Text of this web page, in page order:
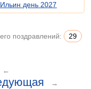
день 2027
поздравлений: 29
←
→